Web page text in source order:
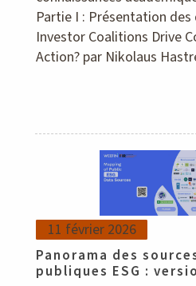
Partie I : Présentation des
Investor Coalitions Drive
Action? par Nikolaus
11 février 2026
Panorama des
publiques ESG :